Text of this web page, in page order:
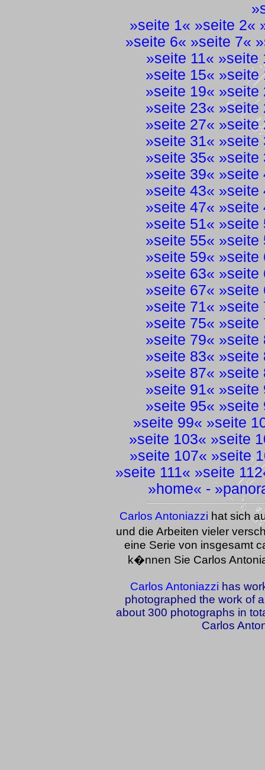
»
»seite 1« »seite 2«
»seite 6« »seite 7« »
»seite 11« »seite
»seite 15« »seite
»seite 19« »seite
»seite 23« »seite
»seite 27« »seite
»seite 31« »seite
»seite 35« »seite
»seite 39« »seite
»seite 43« »seite
»seite 47« »seite
»seite 51« »seite
»seite 55« »seite
»seite 59« »seite
»seite 63« »seite
»seite 67« »seite
»seite 71« »seite
»seite 75« »seite
»seite 79« »seite
»seite 83« »seite
»seite 87« »seite
»seite 91« »seite
»seite 95« »seite
»seite 99« »seite
»seite 103« »seite
»seite 107« »seite
»seite 111« »seite 112
»home« - »
Carlos Antoniazzi hat sich
und die Arbeiten vieler
eine Serie von insgesamt
k�nnen Sie Carlos
Carlos Antoniazzi has
photographed the work of
about 300 photographs in
Carlos